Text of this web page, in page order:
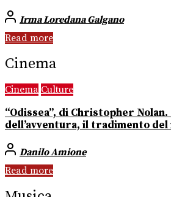
Irma Loredana Galgano
Read more
Cinema
Cinema Culture
“Odissea”, di Christopher
dell’avventura, il tradimento
Danilo Amione
Read more